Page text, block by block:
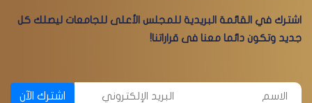
اشترك في القائمة البريدية للمجلس الأعلى للجامعات ليصلك كل
جديد وتكون دائما معنا فى قراراتنا!
اشترك الآن